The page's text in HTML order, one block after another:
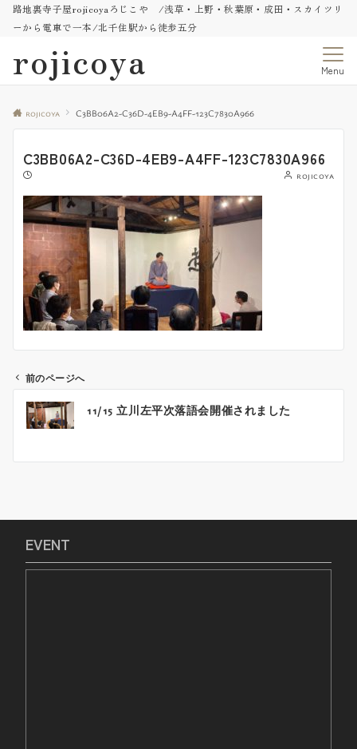
路地裏寺子屋rojicoyaろじこや /浅草・上野・秋葉原・成田・スカイツリ
ーから電車で一本/北千住駅から徒歩五分
rojicoya Menu
rojicoya C3BB06A2-C36D-4EB9-A4FF-123C7830A966
C3BB06A2-C36D-4EB9-A4FF-123C7830A966
rojicoya
ビ
シ
前のページへ
11/15 立川左平次落語会開催されました
EVENT